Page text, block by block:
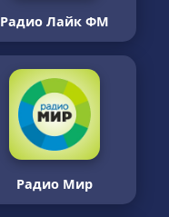
Радио Лайк ФМ
Радио Мир